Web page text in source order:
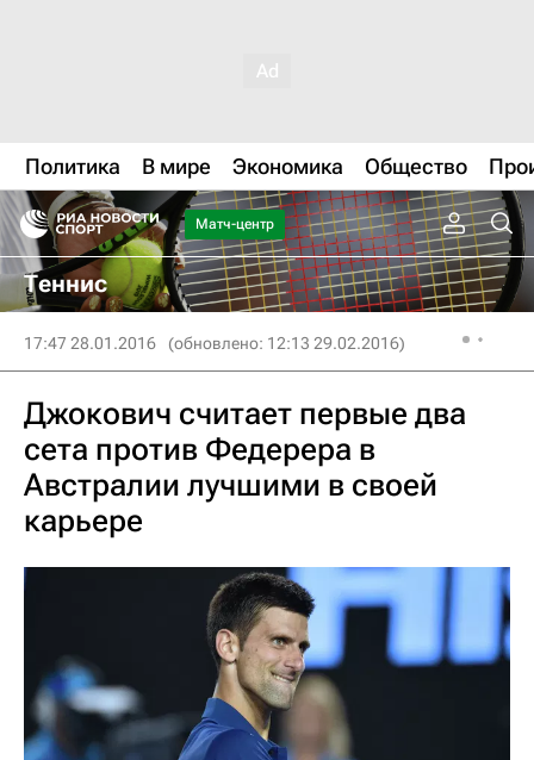
Политика В мире Экономика Общество
Матч-центр
Теннис
17:47 28.01.2016 (обновлено: 12:13 29.02.2016)
Джокович считает первые два
сета против Федерера в
Австралии лучшими в своей
карьере